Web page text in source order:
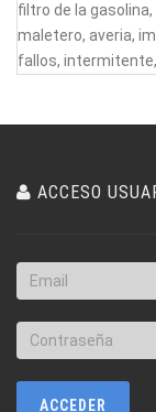
filtro de la
maletero, averia,
fallos,
ACCESO